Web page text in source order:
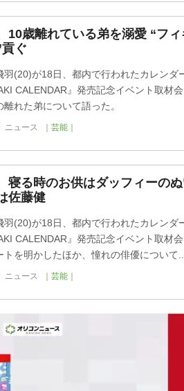
10歳離れている弟を溺愛 “フ
ぐ
羽(20)が18日、都内で行われたカレンダ
CALENDAR』発売記念イベント取材
離れた弟について語った。
ニュース ｜芸能｜
寝る時のお供はダッフィーの
佐藤健
羽(20)が18日、都内で行われたカレンダ
CALENDAR』発売記念イベント取材
を明かしたほか、憧れの俳優について...
ニュース ｜芸能｜